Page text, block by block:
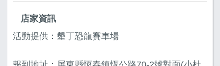
店家資訊
活動提供：墾丁恐龍賽車場